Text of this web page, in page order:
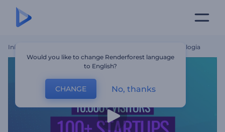
Início Teaser Promocional De Evento De Tecnologia
Would you like to change Renderforest language
to English?
CHANGE No, thanks